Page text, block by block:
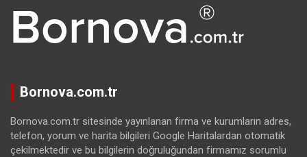
Bornova.com.tr
Bornova.com.tr sitesinde yayınlanan firma ve kurumların adres,
telefon, yorum ve harita bilgileri Google Haritalardan otomatik
çekilmektedir ve bu bilgilerin doğruluğundan firmamız sorumlu